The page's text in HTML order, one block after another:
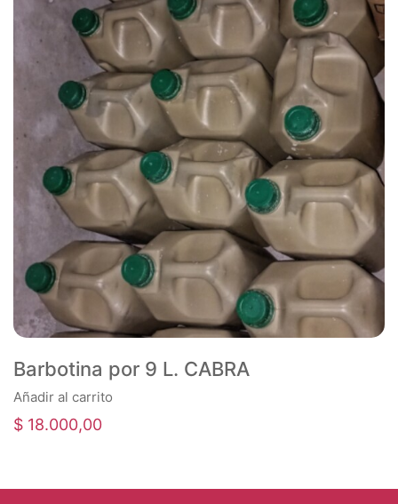
Barbotina por 9 L. CABRA
Añadir al carrito
$ 18.000,00